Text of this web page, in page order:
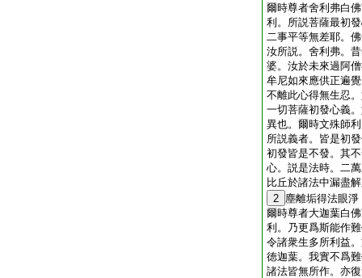
爾時尊者舍利弗白
利。所説菩薩最初
二事平等無差耶。
汝所説。舍利弗。
婆。汝於未來過阿
牟尼如來應供正遍
不離此心得無生忍
一切菩薩初發心義
異也。爾時文殊師
所説義者。皆是初
初發皆是不發。其
心。説是法時。二
比丘於諸法中漏盡
2 塵離垢得法眼淨
爾時尊者大迦葉白
利。乃更爲斯能作
令諸衆生多所利益
徳迦葉。我實不爲
諸法皆無所作。亦